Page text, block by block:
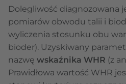
Dolegliwość diagnozowana
pomiarów obwodu talii i
wyliczenia stosunku obu
bioder). Uzyskiwany
nazwę wskaźnika WHR (z
Prawidłowa wartość WHR